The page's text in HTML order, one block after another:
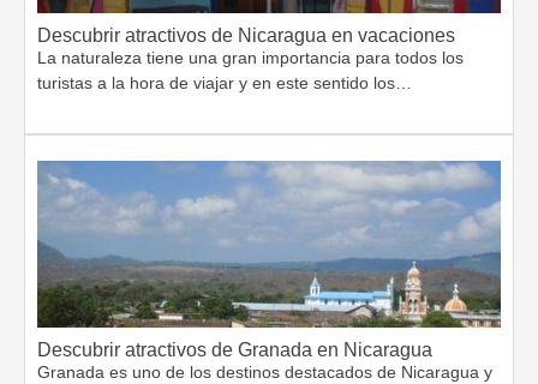
Descubrir atractivos de Nicaragua en vacaciones
La naturaleza tiene una gran importancia para todos los
turistas a la hora de viajar y en este sentido los…
Descubrir atractivos de Granada en Nicaragua
Granada es uno de los destinos destacados de Nicaragua y